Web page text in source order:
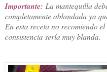
Importante: La mantequilla
completamente ablandada ya
En esta receta no recomiendo
consistencia sería muy blanda.